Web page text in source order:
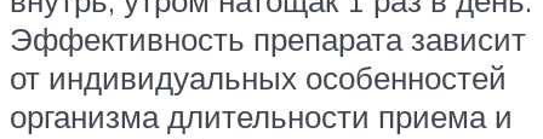
Эффективность препарата зависит
от индивидуальных особенностей
организма длительности приема и